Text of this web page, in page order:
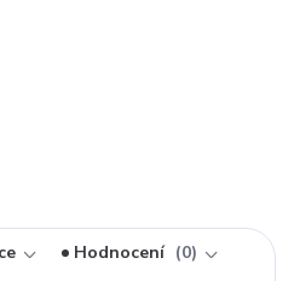
Hodnocení
0